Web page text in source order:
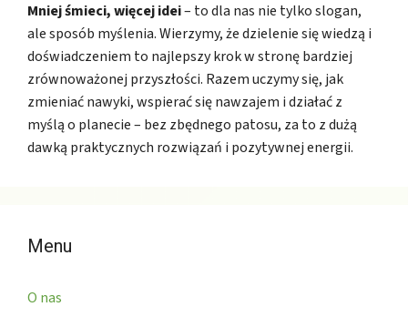
Mniej śmieci, więcej idei– to dla nas nie tylko slogan,
ale sposób myślenia. Wierzymy, że dzielenie się wiedzą i
doświadczeniem to najlepszy krok w stronę bardziej
zrównoważonej przyszłości. Razem uczymy się, jak
zmieniać nawyki, wspierać się nawzajem i działać z
myślą o planecie – bez zbędnego patosu, za to z dużą
dawką praktycznych rozwiązań i pozytywnej energii.
Menu
O nas